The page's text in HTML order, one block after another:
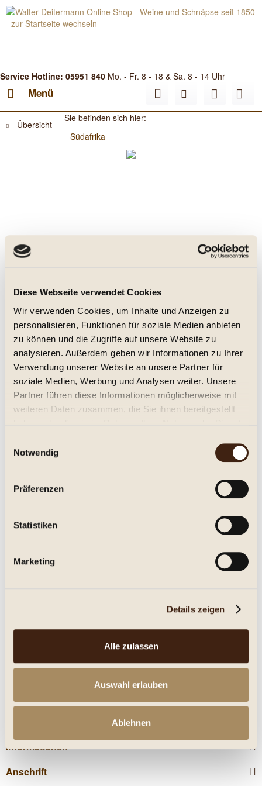
Diese Webseite verwendet Cookies
Wir verwenden Cookies, um Inhalte und Anzeigen zu
personalisieren, Funktionen für soziale Medien anbieten
zu können und die Zugriffe auf unsere Website zu
analysieren. Außerdem geben wir Informationen zu Ihrer
Verwendung unserer Website an unsere Partner für
soziale Medien, Werbung und Analysen weiter. Unsere
Partner führen diese Informationen möglicherweise mit
weiteren Daten zusammen, die Sie ihnen bereitgestellt
Notwendig
Präferenzen
Statistiken
Marketing
Details zeigen
Alle zulassen
Auswahl erlauben
Ablehnen
Service Hotline: 05951 840 Mo. - Fr. 8 - 18 & Sa. 8 - 14 Uhr
Menü
Übersicht
Sie befinden sich hier:
Südafrika
Stellenrust Timeless, Stellenrust 2020
trocken, Jg. 2020
19,95 € *
Inhalt:0.75 Liter (26,60 € * / 1 Liter)
inkl. MwSt.zzgl. Versandkosten
Lieferzeit ca. 1-3 Tage**
In den Warenkorb
Artikel-Nr.:
Beschreibung
mehr
Kunden kauften auch
Kunden haben sich ebenfalls angesehen
Informationen
Anschrift